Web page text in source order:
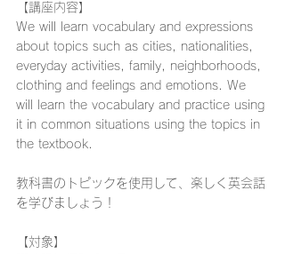
【講座内容】
We will learn vocabulary and expressions
about topics such as cities, nationalities,
everyday activities, family, neighborhoods,
clothing and feelings and emotions. We
will learn the vocabulary and practice using
it in common situations using the topics in
the textbook.
教科書のトピックを使用して、楽しく英会話
を学びましょう！
【対象】